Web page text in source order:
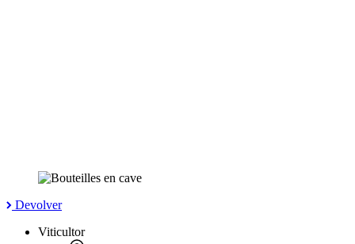
Devolver
Viticultor